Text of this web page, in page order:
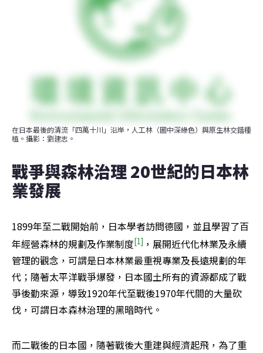
在日本最後的清流「四萬十川」沿岸，人工林（圖中深綠色）與原生林交錯種
植。攝影：劉建志。
戰爭與森林治理 20世紀的日本林
業發展
1899年至二戰開始前，日本學者訪問德國，並且學習了百
年經營森林的規劃及作業制度[1] ，展開近代化林業及永續
管理的觀念，可謂是日本林業最重視專業及長遠規劃的年
代；隨著太平洋戰爭爆發，日本國土所有的資源都成了戰
爭後勤來源，導致1920年代至戰後1970年代間的大量砍
伐，可謂日本森林治理的黑暗時代。
而二戰後的日本國，隨著戰後大重建與經濟起飛，為了重